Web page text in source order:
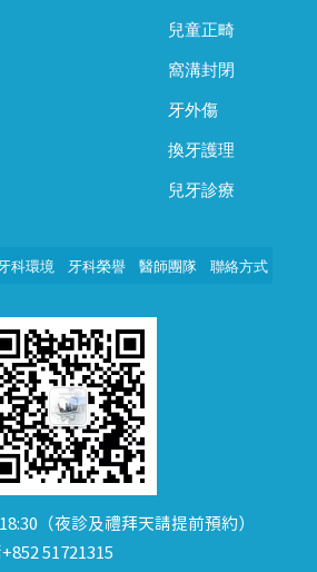
兒童正畸
窩溝封閉
牙外傷
換牙護理
兒牙診療
科環境 牙科榮譽 醫師團隊 聯絡方式
（夜診及禮拜天請提前預約）
51721315